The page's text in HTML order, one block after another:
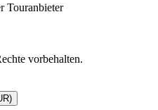
Touranbieter
vorbehalten.
)